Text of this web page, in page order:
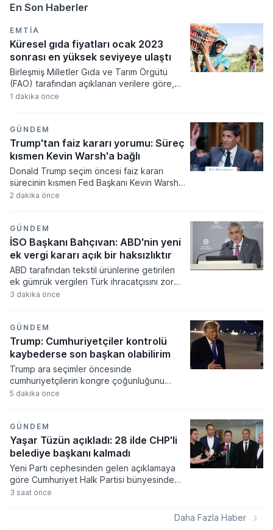
En Son Haberler
EMTIA
Küresel gıda fiyatları ocak 2023
sonrası en yüksek seviyeye ulaştı
Birleşmiş Milletler Gıda ve Tarım Örgütü
(FAO) tarafından açıklanan verilere göre,
uluslararası gıda fiyatlarındaki aylık değişimi
yükseldi. Tahıl, şeker ve bitkisel yağ
fiyatlarındaki yukarı yönlü hareketlerin et
ve süt ürünlerindeki kısmi gerilemeyle
dengelendiği bu süreçte, küresel gıda
fiyatları Ocak 2023’ten bu yana en yüksek
seviyesini gördü.
1 dakika önce
GÜNDEM
Trump'tan faiz kararı yorumu: Süreç
kısmen Kevin Warsh'a bağlı
Donald Trump seçim öncesi faiz kararı
sürecinin kısmen Fed Başkanı Kevin Warsh'a
bağlı olduğunu açıkladı. Süreçte yönetim
nihai kararın tek bir kişiye ait olmadığını
belirtti.
2 dakika önce
GÜNDEM
İSO Başkanı Bahçıvan: ABD'nin yeni
ek vergi kararı açık bir haksızlıktır
ABD tarafından tekstil ürünlerine getirilen
ek gümrük vergileri Türk ihracatçısını zor
durumda bırakırken sektör temsilcileri
giren yüzde 12,5 oranındaki ilave
maliyetler, Türkiye'nin en önemli döviz
kalemlerinden biri olan hazır giyim
dünyasında siyasi ve ekonomik tartışmaları
beraberinde getiriyor.
3 dakika önce
GÜNDEM
Trump: Cumhuriyetçiler kontrolü
kaybederse son başkan olabilirim
Trump ara seçimler öncesinde
cumhuriyetçilerin kongre çoğunluğunu
koruyacağına olan inancını dile getirdi.
başkan partisinin kontrolü kaybetmemesi
gerektiğini vurguladı.
5 dakika önce
GÜNDEM
Yaşar Tüzün açıkladı: 28 ilde CHP'li
belediye başkanı kalmadı
Yeni Parti cephesinden gelen açıklamaya
göre Cumhuriyet Halk Partisi bünyesindeki
belediye başkanlarının istifa süreci hız
3 saat önce
Daha Fazla Haber